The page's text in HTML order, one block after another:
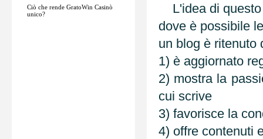
L'idea di
dove è possibile
un blog è ritenuto
1) è aggiornato
2) mostra la
cui scrive
3) favorisce la
4) offre contenuti
Ciò che rende GratoWin Casinò
unico?